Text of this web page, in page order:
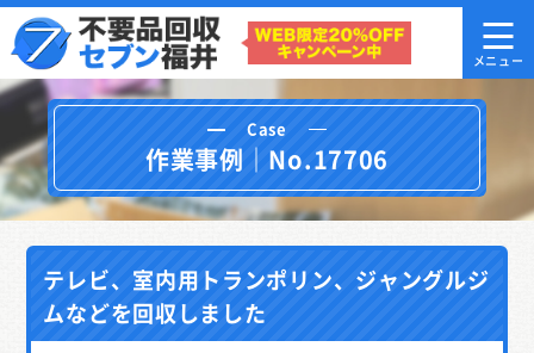
Case
作業事例｜No.17706
テレビ、室内用トランポリン、ジャングルジ
ムなどを回収しました